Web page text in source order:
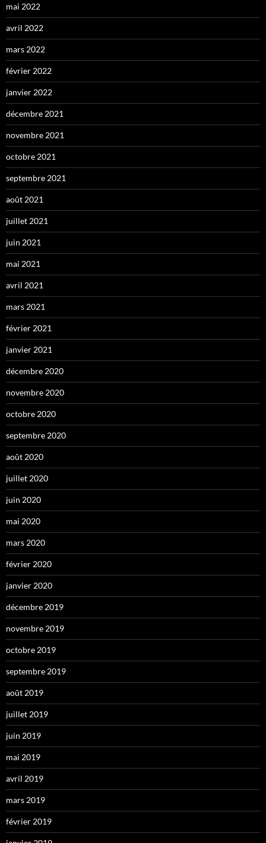
mai 2022
avril 2022
mars 2022
février 2022
janvier 2022
décembre 2021
novembre 2021
octobre 2021
septembre 2021
août 2021
juillet 2021
juin 2021
mai 2021
avril 2021
mars 2021
février 2021
janvier 2021
décembre 2020
novembre 2020
octobre 2020
septembre 2020
août 2020
juillet 2020
juin 2020
mai 2020
mars 2020
février 2020
janvier 2020
décembre 2019
novembre 2019
octobre 2019
septembre 2019
août 2019
juillet 2019
juin 2019
mai 2019
avril 2019
mars 2019
février 2019